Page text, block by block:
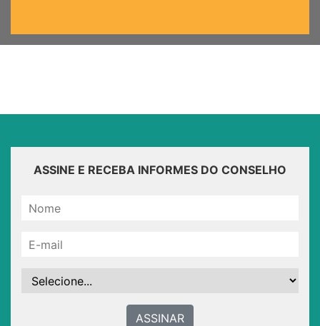
ASSINE E RECEBA INFORMES DO CONSELHO
ASSINAR